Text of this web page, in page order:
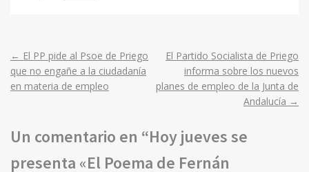
Post
navigation
← El PP pide al Psoe de Priego
que no engañe a la ciudadanía
en materia de empleo
El Partido Socialista de Priego
informa sobre los nuevos
planes de empleo de la Junta de
Andalucía →
Un comentario en “Hoy jueves se
presenta «El Poema de Fernán